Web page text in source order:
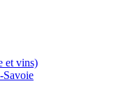
et vins)
Savoie